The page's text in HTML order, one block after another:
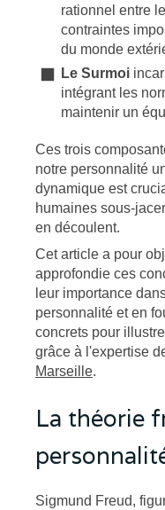
rationnel entre
contraintes
du monde
Le Surmoi
intégrant les
maintenir un
Ces trois
notre personnalité
dynamique est
humaines sous-
en découlent.
Cet article a pour
approfondie ces
leur importance
personnalité et en
concrets pour
grâce à l'expertise
Marseille.
La théorie
Sigmund Freud,